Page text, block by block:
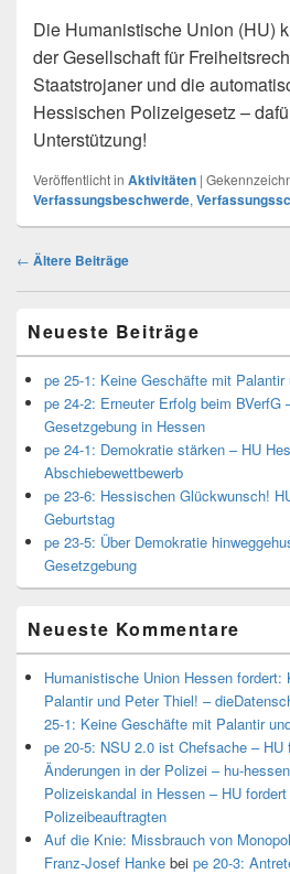
Die Humanistische Union (HU)
der Gesellschaft für
Staatstrojaner und die
Hessischen Polizeigesetz –
Unterstützung!
Veröffentlicht in Aktivitäten |
Verfassungsbeschwerde,
Beitragsnavigation
← Ältere Beiträge
Seitenleisten
Widget-
Bereich
Neueste Beiträge
pe 25-1: Keine Geschäfte mit Palantir
pe 24-2: Erneuter Erfolg beim BVerfG
Gesetzgebung in Hessen
pe 24-1: Demokratie stärken – HU
Abschiebewettbewerb
pe 23-6: Hessischen Glückwunsch!
Geburtstag
pe 23-5: Über Demokratie
Gesetzgebung
Neueste Kommentare
Humanistische Union Hessen
Palantir und Peter Thiel! –
25-1: Keine Geschäfte mit Palantir
pe 20-5: NSU 2.0 ist Chefsache – HU
Änderungen in der Polizei – hu-
Polizeiskandal in Hessen – HU
Polizeibeauftragten
Auf die Knie: Missbrauch von
Franz-Josef Hanke bei pe 20-3: